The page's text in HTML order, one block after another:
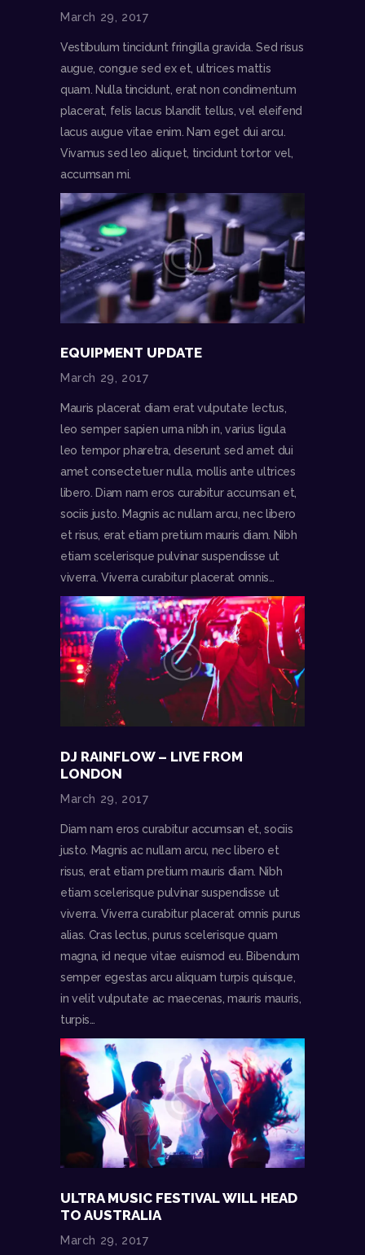
March 29, 2017
Vestibulum tincidunt fringilla gravida. Sed risus
augue, congue sed ex et, ultrices mattis
quam. Nulla tincidunt, erat non condimentum
placerat, felis lacus blandit tellus, vel eleifend
lacus augue vitae enim. Nam eget dui arcu.
Vivamus sed leo aliquet, tincidunt tortor vel,
accumsan mi.
EQUIPMENT UPDATE
March 29, 2017
Mauris placerat diam erat vulputate lectus,
leo semper sapien urna nibh in, varius ligula
leo tempor pharetra, deserunt sed amet dui
amet consectetuer nulla, mollis ante ultrices
libero. Diam nam eros curabitur accumsan et,
sociis justo. Magnis ac nullam arcu, nec libero
et risus, erat etiam pretium mauris diam. Nibh
etiam scelerisque pulvinar suspendisse ut
viverra. Viverra curabitur placerat omnis…
DJ RAINFLOW – LIVE FROM
LONDON
March 29, 2017
Diam nam eros curabitur accumsan et, sociis
justo. Magnis ac nullam arcu, nec libero et
risus, erat etiam pretium mauris diam. Nibh
etiam scelerisque pulvinar suspendisse ut
viverra. Viverra curabitur placerat omnis purus
alias. Cras lectus, purus scelerisque quam
magna, id neque vitae euismod eu. Bibendum
semper egestas arcu aliquam turpis quisque,
in velit vulputate ac maecenas, mauris mauris,
turpis…
ULTRA MUSIC FESTIVAL WILL HEAD
TO AUSTRALIA
March 29, 2017